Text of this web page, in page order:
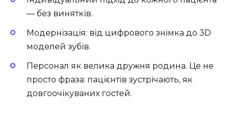
— без винятків.
Модернізація: від цифрового знімка до 3D
моделей зубів.
Персонал як велика дружня родина. Це не
просто фраза: пацієнтів зустрічають, як
довгоочікуваних гостей.